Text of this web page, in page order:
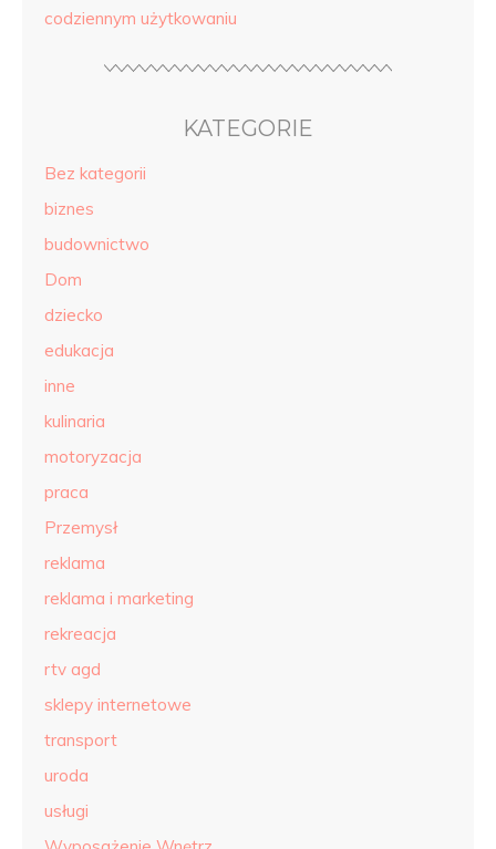
codziennym użytkowaniu
KATEGORIE
Bez kategorii
biznes
budownictwo
Dom
dziecko
edukacja
inne
kulinaria
motoryzacja
praca
Przemysł
reklama
reklama i marketing
rekreacja
rtv agd
sklepy internetowe
transport
uroda
usługi